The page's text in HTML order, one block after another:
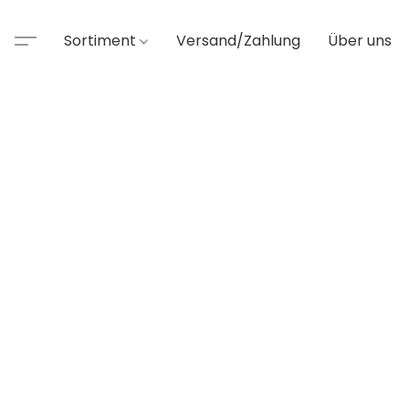
Sortiment Versand/Zahlung Über uns